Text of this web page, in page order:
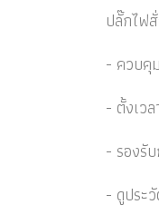
ปลั๊กไฟ
- ควบคุ
- ตั้งเว
- รองรั
- ดูประ